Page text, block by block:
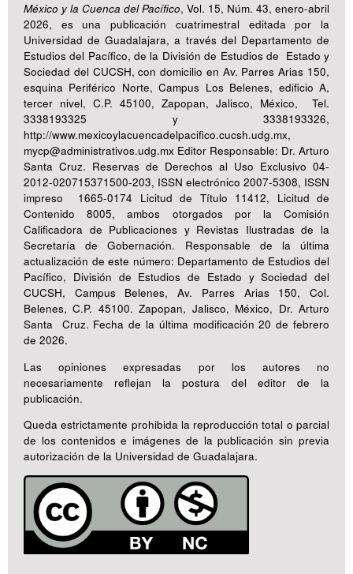
México y la Cuenca del Pacífico, Vol. 15, Núm. 43, enero-abril
2026, es una publicación cuatrimestral editada por la
Universidad de Guadalajara, a través del Departamento de
Estudios del Pacífico, de la División de Estudios de Estado y
Sociedad del CUCSH, con domicilio en Av. Parres Arias 150,
esquina Periférico Norte, Campus Los Belenes, edificio A,
tercer nivel, C.P. 45100, Zapopan, Jalisco, México, Tel.
3338193325 y 3338193326,
http://www.mexicoylacuencadelpacifico.cucsh.udg.mx,
mycp@administrativos.udg.mx Editor Responsable: Dr. Arturo
Santa Cruz. Reservas de Derechos al Uso Exclusivo 04-
2012-020715371500-203, ISSN electrónico 2007-5308, ISSN
impreso 1665-0174 Licitud de Título 11412, Licitud de
Contenido 8005, ambos otorgados por la Comisión
Calificadora de Publicaciones y Revistas Ilustradas de la
Secretaría de Gobernación. Responsable de la última
actualización de este número: Departamento de Estudios del
Pacífico, División de Estudios de Estado y Sociedad del
CUCSH, Campus Belenes, Av. Parres Arias 150, Col.
Belenes, C.P. 45100. Zapopan, Jalisco, México, Dr. Arturo
Santa Cruz. Fecha de la última modificación 20 de febrero
de 2026.
Las opiniones expresadas por los autores no
necesariamente reflejan la postura del editor de la
publicación.
Queda estrictamente prohibida la reproducción total o parcial
de los contenidos e imágenes de la publicación sin previa
autorización de la Universidad de Guadalajara.